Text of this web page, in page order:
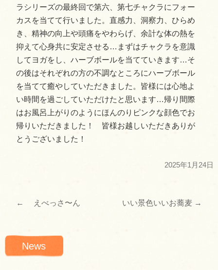
ラシリーズの最終回で第六、第七チャクラにフォー
カスを当てて行いました。直感力、洞察力、ひらめ
き、精神の向上や頭痛をやわらげ、余計な体の熱を
抑えて心身共に安定させる…まずはチャクラを意識
してヨガをし、ハーブボールを当てていきます…そ
の後はそれぞれの方の不調なところにハーブボール
を当てて癒やしていただきました。皆様には心地よ
い時間を過ごしていただけたと思います…帰り間際
はお風呂上がりのようにほんのりピンクな顔色でお
帰りいただきました！ 皆様お越しいただきありが
とうございました！
2025年1月24日
投
ナ
← えべっさ〜ん いい景色いいお蕎麦 →
News